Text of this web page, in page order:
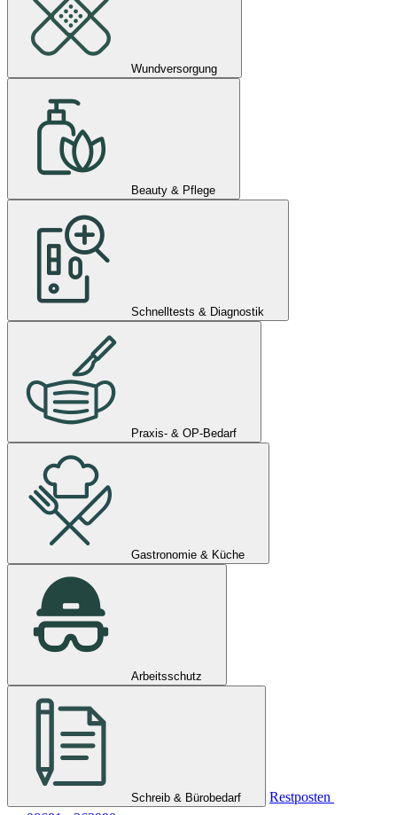
Wundversorgung
Beauty & Pflege
Schnelltests & Diagnostik
Praxis- & OP-Bedarf
Gastronomie & Küche
Arbeitsschutz
Schreib & Bürobedarf
Restposten